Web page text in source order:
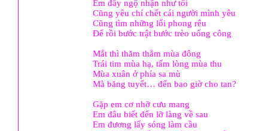
Em đầy ngộ nhận như tôi
Cũng yêu chí chết cái người mình yêu
Cũng tìm những lối phong rêu
Để rồi bước trật bước trèo uổng công
Mắt thì thăm thẳm mùa đông
Trái tim mùa hạ, tấm lòng mùa thu
Mùa xuân ở phía sa mù
Mà băng tuyết… đến bao giờ cho tan?
Gặp em cơ nhỡ cưu mang
Em đâu biết đến lỡ làng về sau
Em đương lấy sóng làm cầu